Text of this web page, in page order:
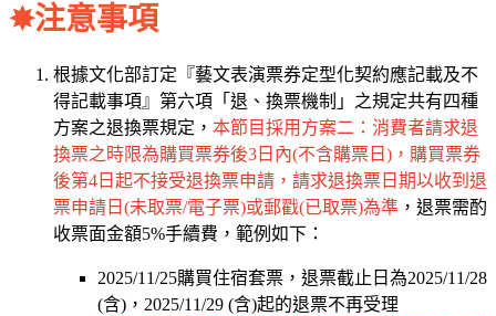
✸注意事項
根據文化部訂定『藝文表演票券定型化契約應記載及不
得記載事項』第六項「退、換票機制」之規定共有四種
方案之退換票規定， 本節目採用方案二：消費者請求退
換票之時限為購買票券後3日內(不含購票日)，購買票券
後第4日起不接受退換票申請，請求退換票日期以收到退
票申請日(未取票/電子票)或郵戳(已取票)為準 ，退票需酌
收票面金額5%手續費，範例如下：
2025/11/25購買住宿套票，退票截止日為2025/11/28
(含)，2025/11/29 (含)起的退票不再受理